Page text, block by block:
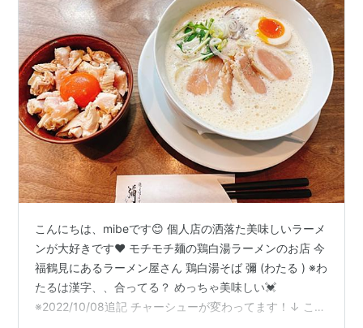
こんにちは、mibeです😊 個人店の洒落た美味しいラーメ
ンが大好きです❤️ モチモチ麺の鶏白湯ラーメンのお店 今
福鶴見にあるラーメン屋さん 鶏白湯そば 彌 (わたる ) ※わ
たるは漢字、、合ってる？ めっちゃ美味しい💓
※2022/10/08追記 チャーシューが変わってます！↓ ここ